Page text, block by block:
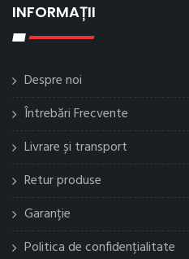
INFORMAȚII
Despre noi
Întrebări Frecvente
Livrare și transport
Retur produse
Garanție
Politica de confidențialitate